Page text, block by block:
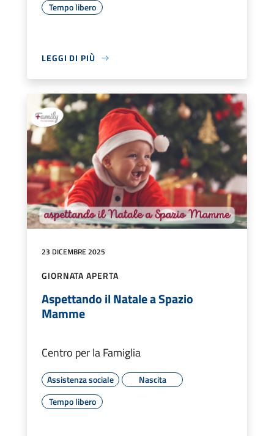
Tempo libero
LEGGI DI PIÙ
23 DICEMBRE 2025
GIORNATA APERTA
Aspettando il Natale a Spazio
Mamme
Centro per la Famiglia
Assistenza sociale
Nascita
Tempo libero